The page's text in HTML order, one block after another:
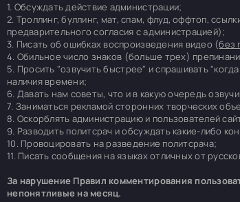
1. Обсуждать действие администрации;
2. Троллинг, буллинг, мат, спам, флуд, оффтоп,
предварительного согласия с администрацией);
3. Писать об ошибках воспроизведения видео (без
4. Обильное число знаков (больше трех)
5. Просить "озвучить быстрее" и спрашивать
наличия времени;
6. Давать нам советы, что и в какую очередь
7. Заниматься рекламой сторонних творческих
8. Оскорблять администрацию и пользователей
9. Разводить политсрач и обсуждать какие-либо
10. Провоцировать на разведение политсрача;
11. Писать сообщения на языках отличных от
За нарушение Правил комментирования
непонятливые на месяц.